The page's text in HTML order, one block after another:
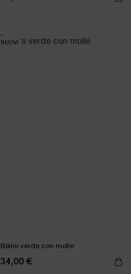
NUOVI
Bikini verde con molle
34,00 €